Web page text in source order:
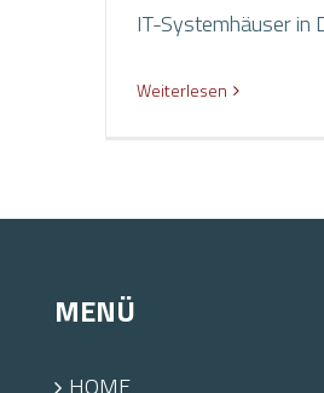
IT-Systemhäuser in
Weiterlesen
MENÜ
HOME